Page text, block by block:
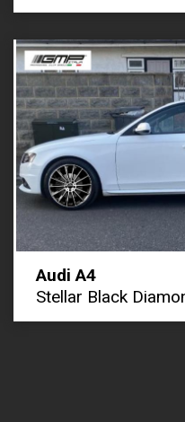
Audi A4
Stellar Black